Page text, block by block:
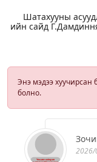
Шатахууны
ийн сайд
Энэ мэдээ хуучирсан
болно.